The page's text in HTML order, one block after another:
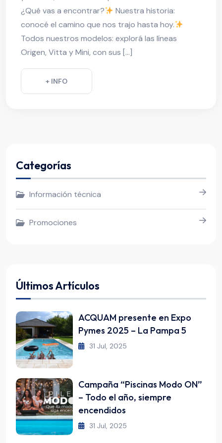
¿Qué vas a encontrar?
Nuestra historia:
conocé el camino que nos trajo hasta hoy.
Todos nuestros modelos: explorá las líneas
Origen, Vitta y Mini, con sus […]
+ INFO
Categorías
Información técnica
Promociones
Últimos Artículos
ACQUAM presente en Expo
Pymes 2025 – La Pampa 5
31 Jul, 2025
Campaña “Piscinas Modo ON”
– Todo el año, siempre
encendidos
31 Jul, 2025